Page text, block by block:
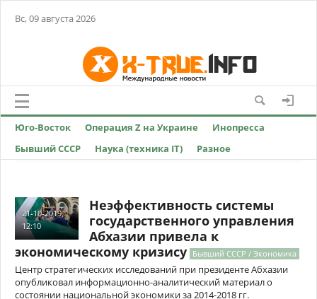
Вс, 09 августа 2026
Юго-Восток Операция Z на Украине
Инопресса
Бывший СССР
Наука (техника IT) Разное
21-10-2019,
12:10
Неэффективность системы
государственного управления
Абхазии привела к
экономическому кризису Бывший СССР / Экономика
Центр стратегических исследований при президенте Абхазии
опубликовал информационно-аналитический материал о
состоянии национальной экономики за 2014-2018 гг.